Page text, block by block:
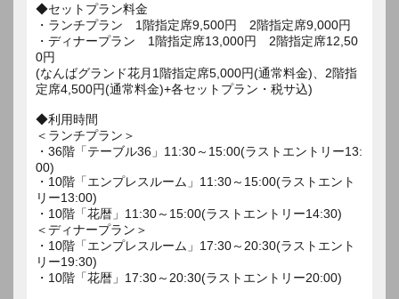
◆セットプラン料金
・ランチプラン 1階指定席9,500円 2階指定席9,000円
・ディナープラン 1階指定席13,000円 2階指定席12,50
0円
(なんばグランド花月1階指定席5,000円(通常料金)、2階指
定席4,500円(通常料金)+各セットプラン・税サ込)
◆利用時間
＜ランチプラン＞
・36階「テーブル36」11:30～15:00(ラストエントリー13:
00)
・10階「エンプレスルーム」11:30～15:00(ラストエント
リー13:00)
・10階「花暦」11:30～15:00(ラストエントリー14:30)
＜ディナープラン＞
・10階「エンプレスルーム」17:30～20:30(ラストエント
リー19:30)
・10階「花暦」17:30～20:30(ラストエントリー20:00)